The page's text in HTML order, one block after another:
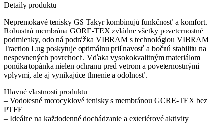
Detaily produktu
Nepremokavé tenisky GS Takyr kombinujú funkčnosť a komfort.
Robustná membrána GORE-TEX zvládne všetky poveternostné
podmienky, odolná podrážka VIBRAM s technológiou VIBRAM
Traction Lug poskytuje optimálnu priľnavosť a bočnú stabilitu na
nespevnených povrchoch. Vďaka vysokokvalitným materiálom
ponúka topánka nielen ochranu pred vetrom a poveternostnými
vplyvmi, ale aj vynikajúce tlmenie a odolnosť.
Hlavné vlastnosti produktu
– Vodotesné motocyklové tenisky s membránou GORE-TEX bez
PTFE
– Ideálne na každodenné dochádzanie a exteriérové aktivity